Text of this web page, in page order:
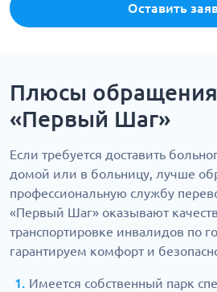
Оставить
Плюсы
«Первый Шаг»
Если требуется доставить
домой или в больницу, лучше
профессиональную службу
«Первый Шаг» оказывают
транспортировке инвалидов по
гарантируем комфорт и
Имеется собственный парк